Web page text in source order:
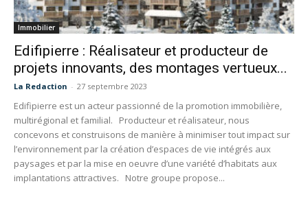
Immobilier
Edifipierre : Réalisateur et producteur de
projets innovants, des montages vertueux...
La Redaction - 27 septembre 2023
Edifipierre est un acteur passionné de la promotion immobilière,
multirégional et familial. Producteur et réalisateur, nous
concevons et construisons de manière à minimiser tout impact sur
l’environnement par la création d’espaces de vie intégrés aux
paysages et par la mise en oeuvre d’une variété d’habitats aux
implantations attractives. Notre groupe propose...